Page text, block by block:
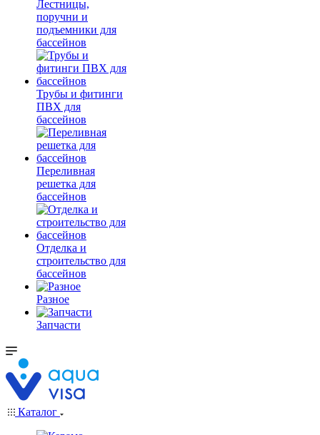
Лестницы,
поручни и
подъемники для
бассейнов
Трубы и фитинги
ПВХ для
бассейнов
Переливная
решетка для
бассейнов
Отделка и
строительство для
бассейнов
Разное
Запчасти
Каталог